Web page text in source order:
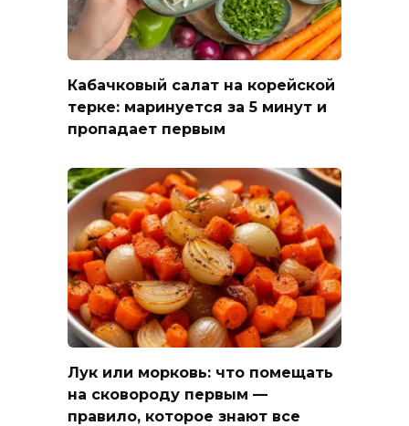
Кабачковый салат на корейской
терке: маринуется за 5 минут и
пропадает первым
Лук или морковь: что помещать
на сковороду первым —
правило, которое знают все